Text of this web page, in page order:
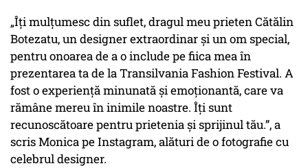
„Îți mulțumesc din suflet, dragul meu prieten Cătălin
Botezatu, un designer extraordinar și un om special,
pentru onoarea de a o include pe fiica mea în
prezentarea ta de la Transilvania Fashion Festival. A
fost o experiență minunată și emoționantă, care va
rămâne mereu în inimile noastre. Îți sunt
recunoscătoare pentru prietenia și sprijinul tău.”, a
scris Monica pe Instagram, alături de o fotografie cu
celebrul designer.